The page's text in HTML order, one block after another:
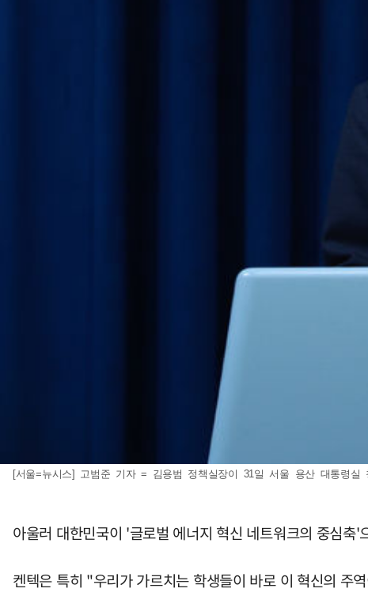
[서울=뉴시스] 고범준 기자 = 김용범 정책실장이 31일 서울 용산 대통령
아울러 대한민국이 '글로벌 에너지 혁신 네트워크의 중심
켄텍은 특히 "우리가 가르치는 학생들이 바로 이 혁신의 주